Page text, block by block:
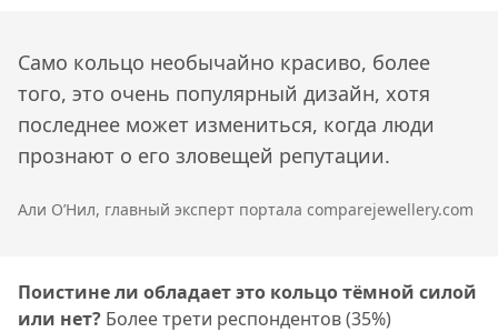
Само кольцо необычайно красиво, более
того, это очень популярный дизайн, хотя
последнее может измениться, когда люди
прознают о его зловещей репутации.
Али О’Нил, главный эксперт портала comparejewellery.com
Поистине ли обладает это кольцо тёмной силой
или нет? Более трети респондентов (35%)